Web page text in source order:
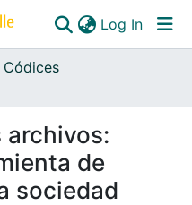
Log In
Códices
archivos:
de
sociedad